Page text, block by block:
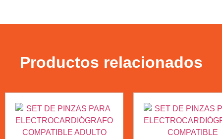
Productos relacionados